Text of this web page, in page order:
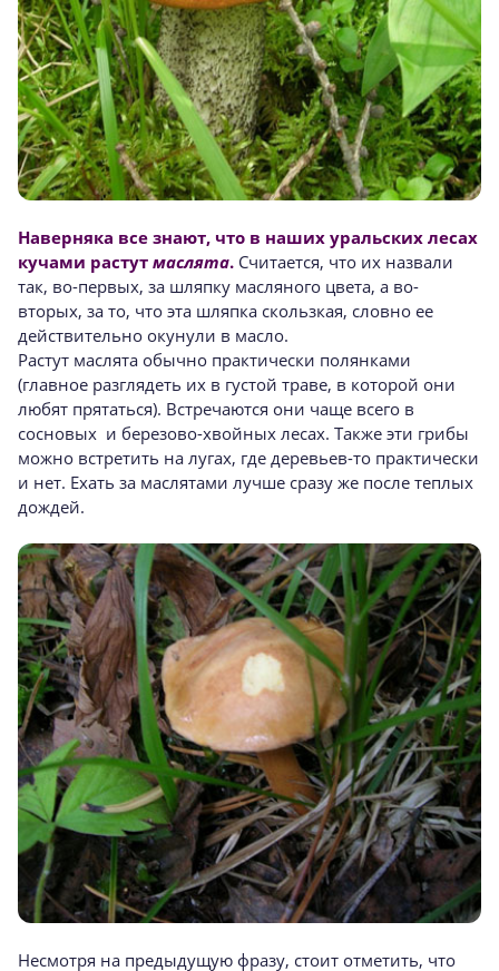
Наверняка все знают, что в наших уральских лесах
кучами растут маслята. Считается, что их назвали
так, во-первых, за шляпку масляного цвета, а во-
вторых, за то, что эта шляпка скользкая, словно ее
действительно окунули в масло.
Растут маслята обычно практически полянками
(главное разглядеть их в густой траве, в которой они
любят прятаться). Встречаются они чаще всего в
сосновых и березово-хвойных лесах. Также эти грибы
можно встретить на лугах, где деревьев-то практически
и нет. Ехать за маслятами лучше сразу же после теплых
дождей.
Несмотря на предыдущую фразу, стоит отметить, что